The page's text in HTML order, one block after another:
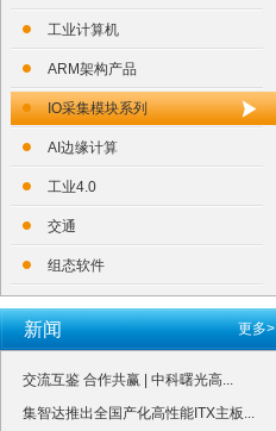
工业计算机
ARM架构产品
IO采集模块系列
AI边缘计算
工业4.0
交通
组态软件
更多>
新闻
交流互鉴 合作共赢 | 中科曙光高...
集智达推出全国产化高性能ITX主板...